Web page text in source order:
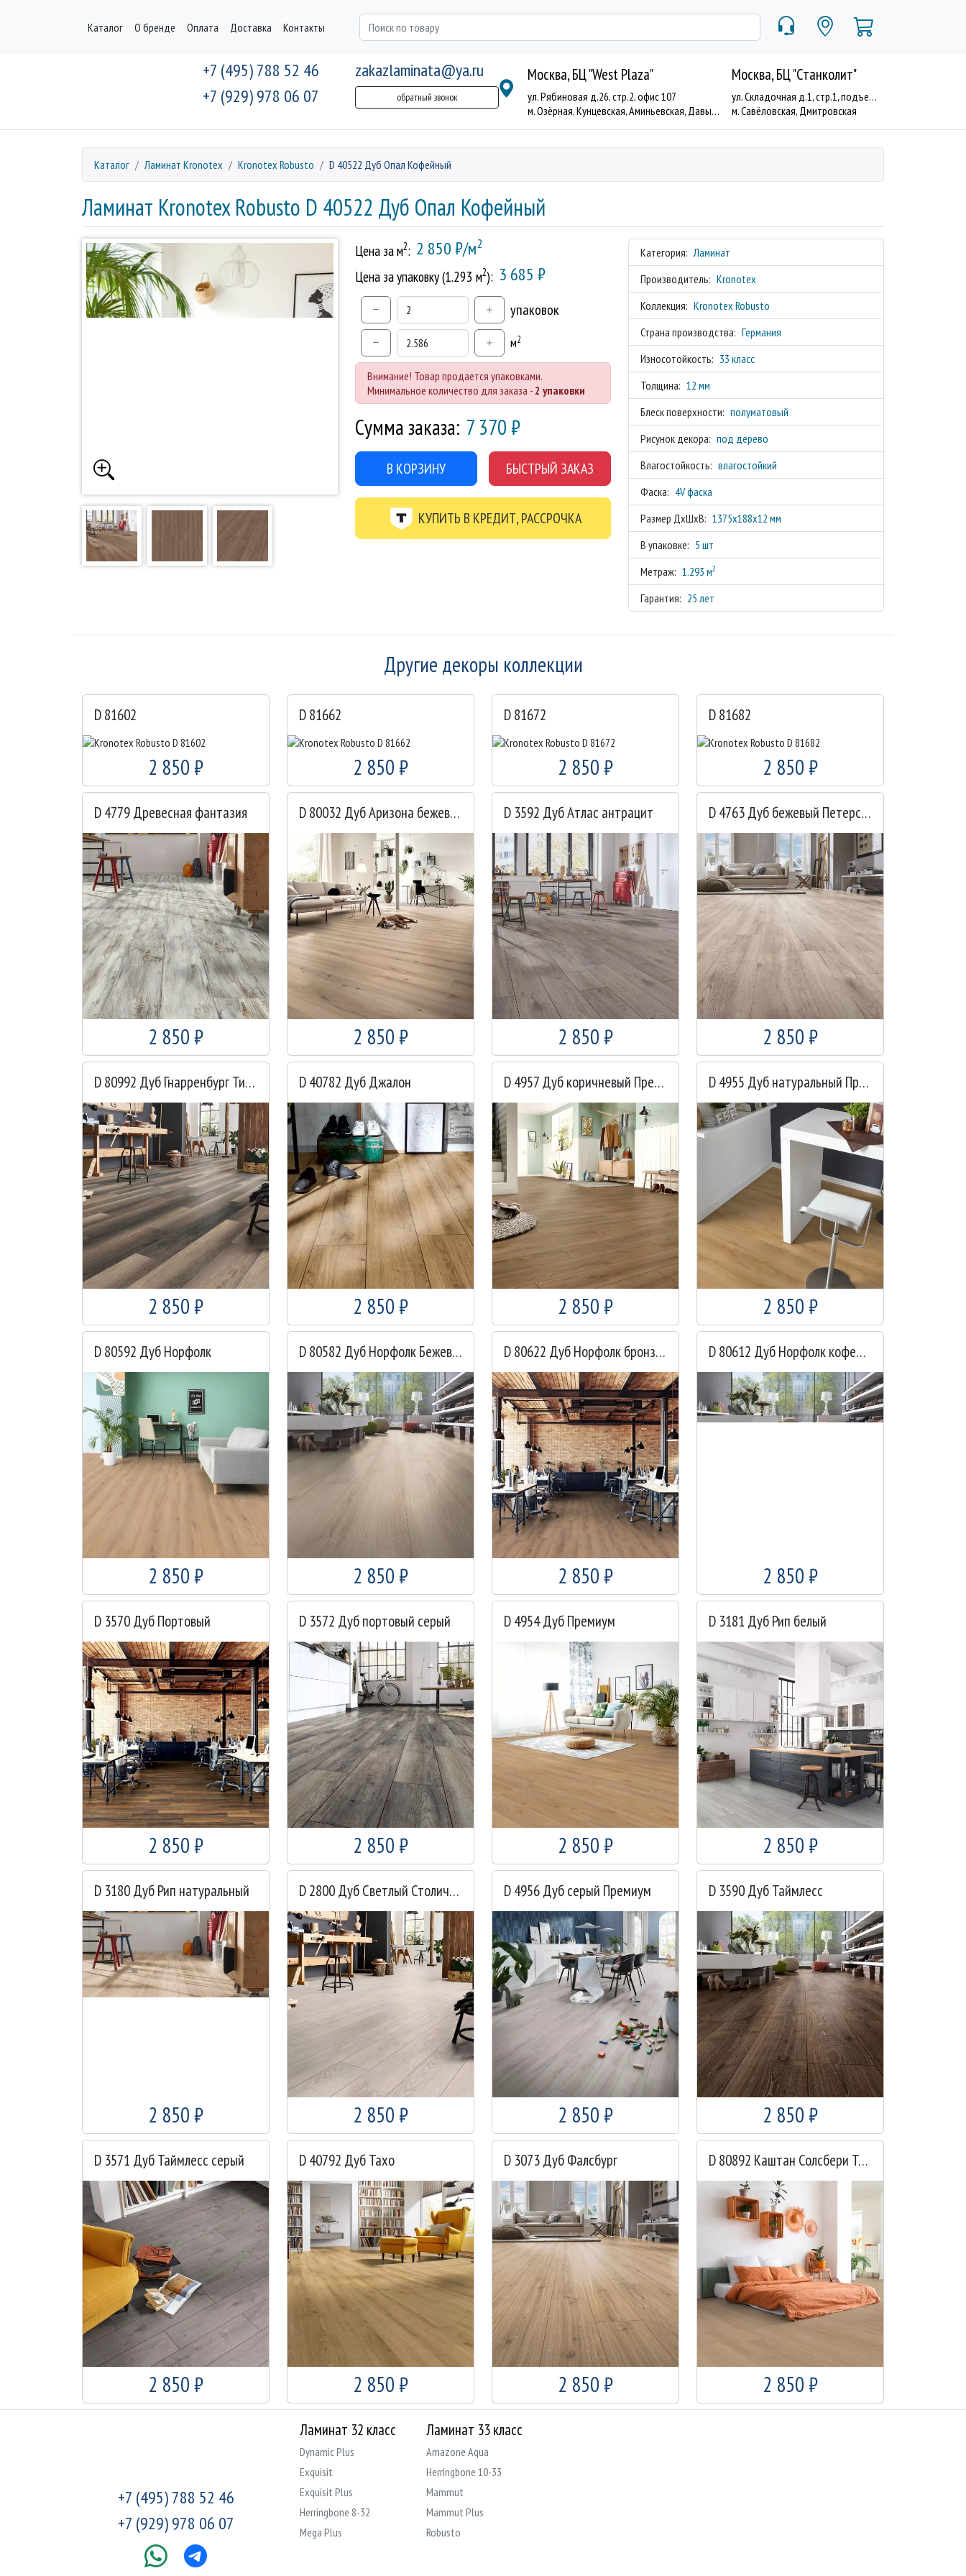
Каталог О бренде Оплата Доставка Контакты
+7 (495) 788 52 46
+7 (929) 978 06 07
zakazlaminata@ya.ru
обратный звонок
Москва, БЦ "West Plaza"
ул. Рябиновая д.26, стр.2, офис 107
м. Озёрная, Кунцевская, Аминьевская, Давыдково
Москва, БЦ "Станколит"
ул. Складочная д.1, стр.1, подъезд 19
м. Савёловская, Дмитровская
Каталог Ламинат Kronotex Kronotex Robusto D 40522 Дуб Опал Кофейный
Ламинат Kronotex Robusto D 40522 Дуб Опал Кофейный
Цена за м2: 2 850 ₽/м2
Цена за упаковку (1.293 м2): 3 685 ₽
упаковок
м2
Внимание! Товар продается упаковками.
Минимальное количество для заказа - 2 упаковки
Сумма заказа: 7 370₽
В КОРЗИНУ БЫСТРЫЙ ЗАКАЗ
КУПИТЬ В КРЕДИТ, РАССРОЧКА
Категория: Ламинат
Производитель: Kronotex
Коллекция: Kronotex Robusto
Страна производства: Германия
Износотойкость: 33 класс
Толщина: 12 мм
Блеск поверхности: полуматовый
Рисунок декора: под дерево
Влагостойкость: влагостойкий
Фаска: 4V фаска
Размер ДхШхВ: 1375х188х12 мм
В упаковке: 5 шт
Метраж: 1.293 м2
Гарантия: 25 лет
Другие декоры коллекции
D 81602
2 850 ₽
D 81662
2 850 ₽
D 81672
2 850 ₽
D 81682
2 850 ₽
D 4779 Древесная фантазия
2 850 ₽
D 80032 Дуб Аризона бежевый
2 850 ₽
D 3592 Дуб Атлас антрацит
2 850 ₽
D 4763 Дуб бежевый Петерсон
2 850 ₽
D 80992 Дуб Гнарренбург Титан
2 850 ₽
D 40782 Дуб Джалон
2 850 ₽
D 4957 Дуб коричневый Премиум
2 850 ₽
D 4955 Дуб натуральный Премиум
2 850 ₽
D 80592 Дуб Норфолк
2 850 ₽
D 80582 Дуб Норфолк Бежевый
2 850 ₽
D 80622 Дуб Норфолк бронзовый
2 850 ₽
D 80612 Дуб Норфолк кофейный
2 850 ₽
D 3570 Дуб Портовый
2 850 ₽
D 3572 Дуб портовый серый
2 850 ₽
D 4954 Дуб Премиум
2 850 ₽
D 3181 Дуб Рип белый
2 850 ₽
D 3180 Дуб Рип натуральный
2 850 ₽
D 2800 Дуб Светлый Столичный
2 850 ₽
D 4956 Дуб серый Премиум
2 850 ₽
D 3590 Дуб Таймлесс
2 850 ₽
D 3571 Дуб Таймлесс серый
2 850 ₽
D 40792 Дуб Тахо
2 850 ₽
D 3073 Дуб Фалсбург
2 850 ₽
D 80892 Каштан Солсбери Темный
2 850 ₽
+7 (495) 788 52 46
+7 (929) 978 06 07
Ламинат 32 класс
Dynamic Plus
Exquisit
Exquisit Plus
Herringbone 8-32
Mega Plus
Ламинат 33 класс
Amazone Aqua
Herringbone 10-33
Mammut
Mammut Plus
Robusto